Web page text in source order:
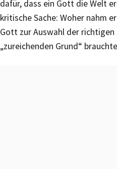
dafür, dass ein Gott die Welt
kritische Sache: Woher nahm
Gott zur Auswahl der richtigen
„zureichenden Grund“